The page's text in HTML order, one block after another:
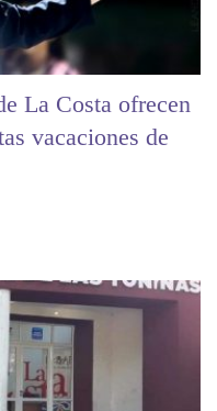
La Costa ofrecen
vacaciones de